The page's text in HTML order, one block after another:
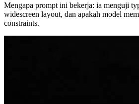
Mengapa prompt ini bekerja: ia menguji
widescreen layout, dan apakah model
constraints.